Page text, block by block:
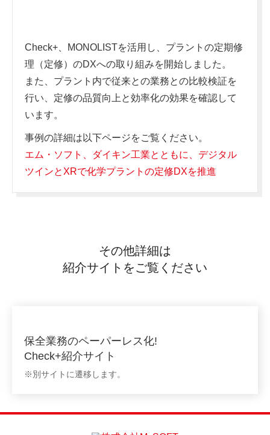
Check+、MONOLISTを活用し、プラントの定期修
理（定修）のDXへの取り組みを開始しました。
また、プラント内で従来との業務との比較検証を
行い、定修の品質向上と効率化の効果を確認して
います。
事例の詳細は以下ページをご覧ください。
エム・ソフト、ダイキン工業とともに、デジタル
ツインとXRで化学プラントの定修DXを推進
その他詳細は
紹介サイトをご覧ください
保全業務のペーパーレス化!
Check+紹介サイト
※別サイトに遷移します。